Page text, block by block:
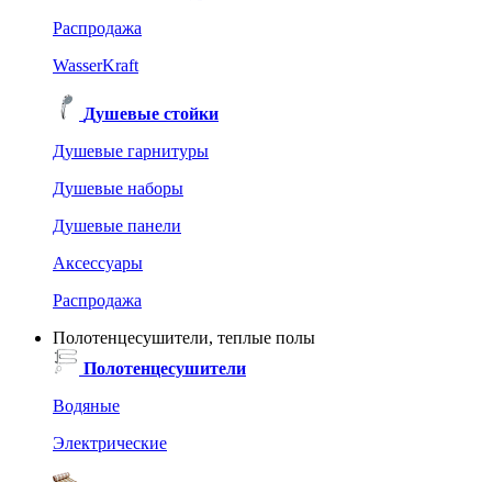
Распродажа
WasserKraft
Душевые стойки
Душевые гарнитуры
Душевые наборы
Душевые панели
Аксессуары
Распродажа
Полотенцесушители, теплые полы
Полотенцесушители
Водяные
Электрические